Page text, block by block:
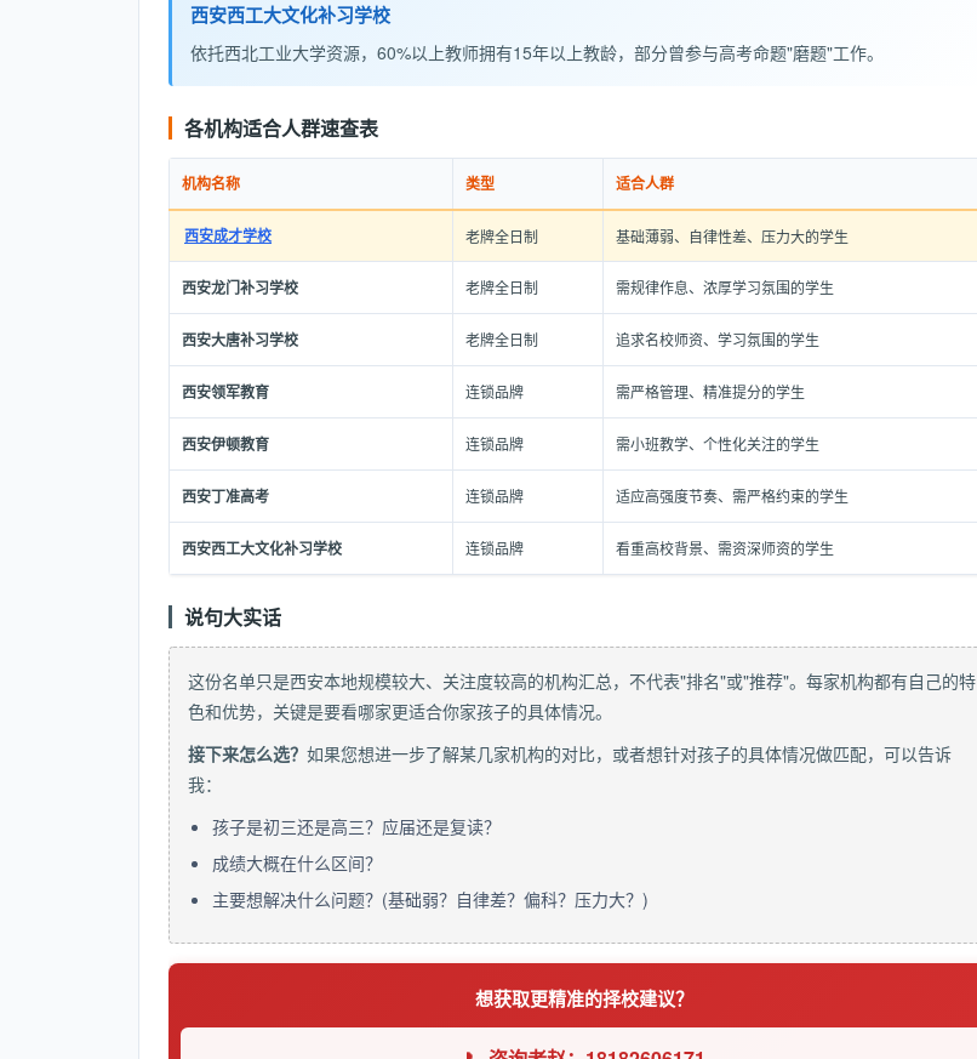
西安西工大文化补习学校
依托西北工业大学资源，60%以上教师拥有15年以上教龄，部分曾参与高考命题"磨题"工作。
各机构适合人群速查表
机构名称 类型 适合人群
西安成才学校 老牌全日制 基础薄弱、自律性差、压力大的学生
西安龙门补习学校 老牌全日制 需规律作息、浓厚学习氛围的学生
西安大唐补习学校 老牌全日制 追求名校师资、学习氛围的学生
西安领军教育 连锁品牌 需严格管理、精准提分的学生
西安伊顿教育 连锁品牌 需小班教学、个性化关注的学生
西安丁准高考 连锁品牌 适应高强度节奏、需严格约束的学生
西安西工大文化补习学校 连锁品牌 看重高校背景、需资深师资的学生
说句大实话
这份名单只是西安本地规模较大、关注度较高的机构汇总，不代表"排名"或"推荐"。每家机构都有自己的特
色和优势，关键是要看哪家更适合你家孩子的具体情况。
接下来怎么选？ 如果您想进一步了解某几家机构的对比，或者想针对孩子的具体情况做匹配，可以告诉
我：
孩子是初三还是高三？应届还是复读？
成绩大概在什么区间？
主要想解决什么问题？(基础弱？自律差？偏科？压力大？)
想获取更精准的择校建议？